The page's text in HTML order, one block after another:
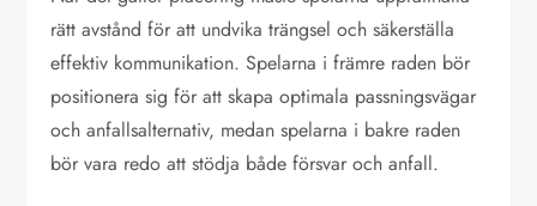
rätt avstånd för att undvika trängsel och säkerställa
effektiv kommunikation. Spelarna i främre raden bör
positionera sig för att skapa optimala passningsvägar
och anfallsalternativ, medan spelarna i bakre raden
bör vara redo att stödja både försvar och anfall.